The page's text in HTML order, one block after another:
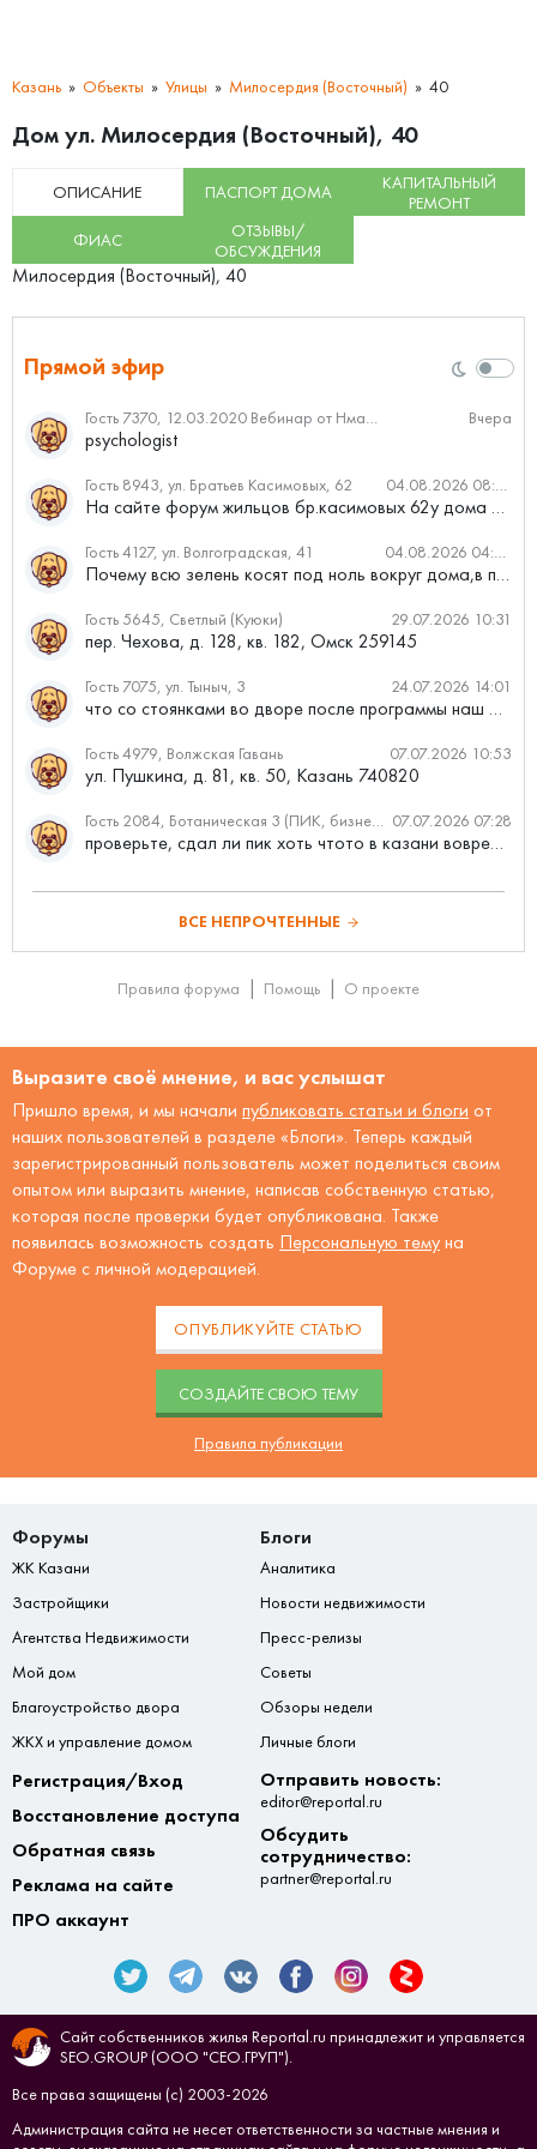
Казань Объекты Улицы Милосердия (Восточный) 40
Дом ул. Милосердия (Восточный), 40
ОПИСАНИЕ ПАСПОРТ ДОМА
КАПИТАЛЬНЫЙ
РЕМОНТ
ФИАС
ОТЗЫВЫ/
ОБСУЖДЕНИЯ
Милосердия (Восточный), 40
Прямой эфир
Гость 7370, 12.03.2020 Вебинар от Нмаркет.ПРО: «Актуальное об ипотеке: что нужно знать» Вчера
psychologist
Гость 8943, ул. Братьев Касимовых, 62 04.08.2026 08:34
На сайте форум жильцов бр.касимовых 62у дома растут красивые...
Гость 4127, ул. Волгоградская, 41 04.08.2026 04:46
Почему всю зелень косят под ноль вокруг дома,в полисадниках....
Гость 5645, Светлый (Куюки) 29.07.2026 10:31
пер. Чехова, д. 128, кв. 182, Омск 259145
Гость 7075, ул. Тыныч, 3 24.07.2026 14:01
что со стоянками во дворе после программы наш двор
Гость 4979, Волжская Гавань 07.07.2026 10:53
ул. Пушкина, д. 81, кв. 50, Казань 740820
Гость 2084, Ботаническая 3 (ПИК, бизнес-класс) 07.07.2026 07:28
проверьте, сдал ли пик хоть чтото в казани вовремя?
ВСЕ НЕПРОЧТЕННЫЕ
Правила форума Помощь О проекте
Выразите своё мнение, и вас услышат
Пришло время, и мы начали публиковать статьи и блоги от
наших пользователей в разделе «Блоги». Теперь каждый
зарегистрированный пользователь может поделиться своим
опытом или выразить мнение, написав собственную статью,
которая после проверки будет опубликована. Также
появилась возможность создать Персональную тему на
Форуме с личной модерацией.
ОПУБЛИКУЙТЕ СТАТЬЮ
CОЗДАЙТЕ СВОЮ ТЕМУ
Правила публикации
Форумы
ЖК Казани
Застройщики
Агентства Недвижимости
Мой дом
Благоустройство двора
ЖКХ и управление домом
Блоги
Аналитика
Новости недвижимости
Пресс-релизы
Советы
Обзоры недели
Личные блоги
Регистрация/Вход
Восстановление доступа
Обратная связь
Реклама на сайте
ПРО аккаунт
Отправить новость:
editor@reportal.ru
Обсудить
сотрудничество:
partner@reportal.ru
Сайт собственников жилья Reportal.ru принадлежит и управляется
SEO.GROUP (ООО "СЕО.ГРУП").
Все права защищены (с) 2003-2026
Администрация сайта не несет ответственности за частные мнения и